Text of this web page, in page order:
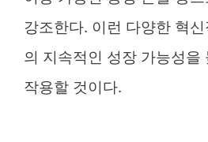
강조한다. 이런 다양한 혁
의 지속적인 성장 가능성을
작용할 것이다.